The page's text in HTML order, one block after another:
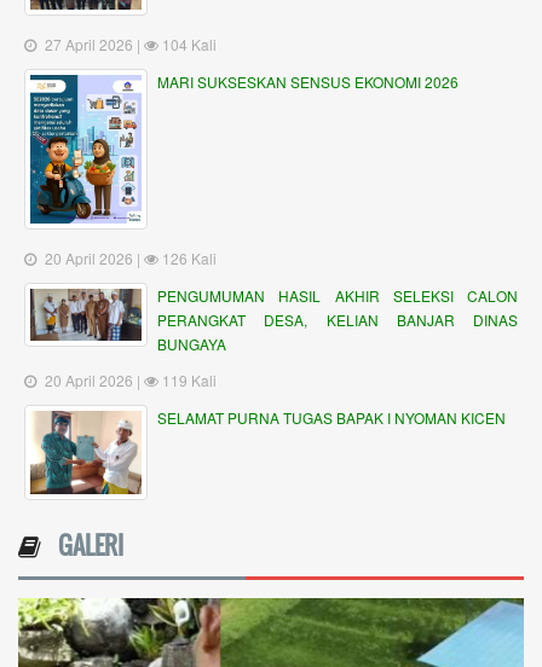
27 April 2026 |
104 Kali
MARI SUKSESKAN SENSUS EKONOMI 2026
20 April 2026 |
126 Kali
PENGUMUMAN HASIL AKHIR SELEKSI CALON
PERANGKAT DESA, KELIAN BANJAR DINAS
BUNGAYA
20 April 2026 |
119 Kali
SELAMAT PURNA TUGAS BAPAK I NYOMAN KICEN
GALERI